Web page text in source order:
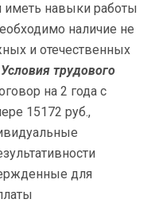
иметь навыки работы
наличие не
и отечественных
Условия трудового
на 2 года с
15172 руб.,
для